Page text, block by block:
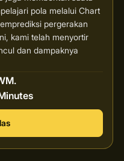
pola melalui Chart
pergerakan
kami telah menyortir
dan dampaknya